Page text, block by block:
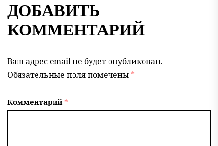
ДОБАВИТЬ
КОММЕНТАРИЙ
Ваш адрес email не будет опубликован.
Обязательные поля помечены *
Комментарий*